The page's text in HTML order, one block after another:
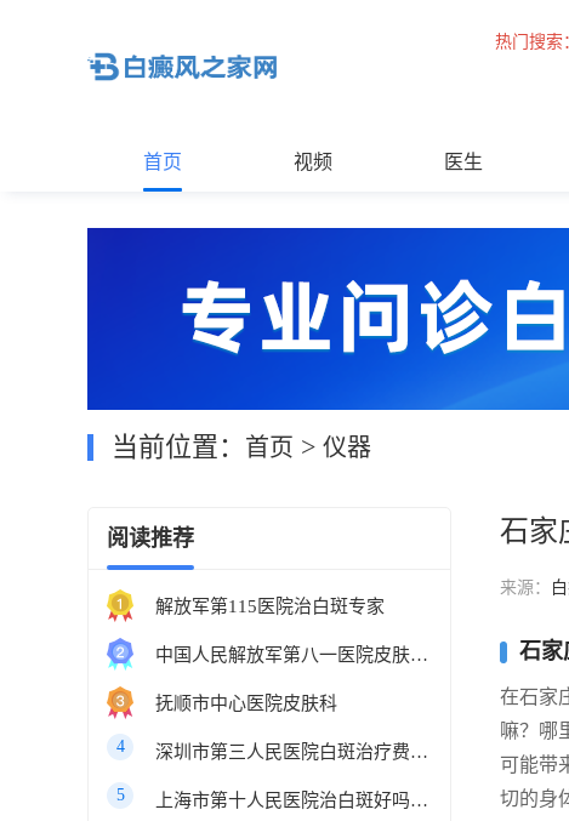
热门搜索
首页 视频 医生
当前位置： 首页 > 仪器
阅读推荐
解放军第115医院治白斑专家
中国人民解放军第八一医院皮肤科最好的医生
抚顺市中心医院皮肤科
4 深圳市第三人民医院白斑治疗费用多少
5 上海市第十人民医院治白斑好吗知乎
石家
来源：
石家
在石家
嘛？哪
可能带
切的身